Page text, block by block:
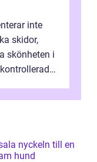
inte
skidor,
skönheten i
till en
hund